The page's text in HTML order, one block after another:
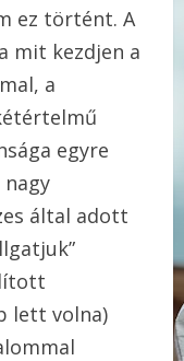
ez történt. A
mit kezdjen a
a
egyre
által adott
lett volna)